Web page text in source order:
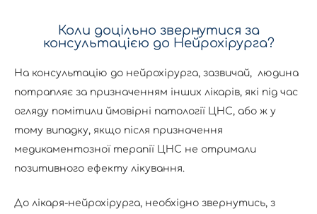
Коли доцільно звернутися за
консультацією до Нейрохірурга?
На консультацію до нейрохірурга, зазвичай, людина
потрапляє за призначенням інших лікарів, які під час
огляду помітили ймовірні патології ЦНС, або ж у
тому випадку, якщо після призначення
медикаментозної терапії ЦНС не отримали
позитивного ефекту лікування.
До лікаря-нейрохірурга, необхідно звернутись, з